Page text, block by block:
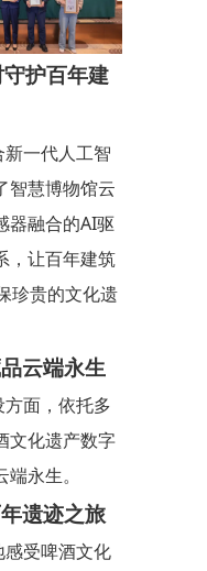
护百年建
一代人工智
智慧博物馆云
器融合的AI驱
，让百年建筑
珍贵的文化遗
云端永生
面，依托多
文化遗产数字
永生。
遗迹之旅
受啤酒文化